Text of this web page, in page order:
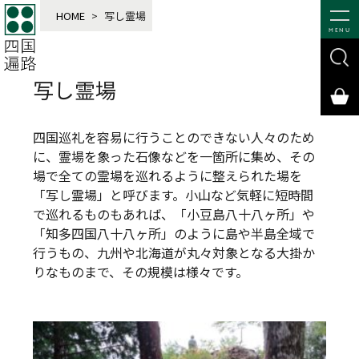
MENU
HOME > 写し霊場
写し霊場
四国巡礼を容易に行うことのできない人々のため
に、霊場を象った石像などを一箇所に集め、その
場で全ての霊場を巡れるように整えられた場を
「写し霊場」と呼びます。小山など気軽に短時間
で巡れるものもあれば、「小豆島八十八ヶ所」や
「知多四国八十八ヶ所」のように島や半島全域で
行うもの、九州や北海道が丸々対象となる大掛か
りなものまで、その規模は様々です。